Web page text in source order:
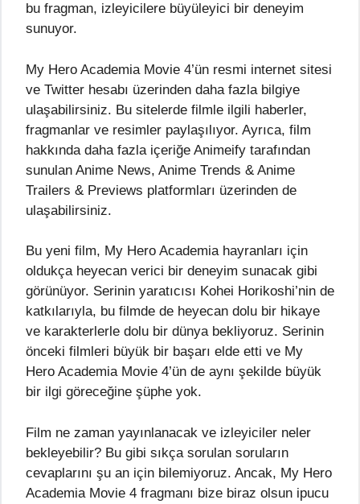
bu fragman, izleyicilere büyüleyici bir deneyim
sunuyor.
My Hero Academia Movie 4’ün resmi internet sitesi
ve Twitter hesabı üzerinden daha fazla bilgiye
ulaşabilirsiniz. Bu sitelerde filmle ilgili haberler,
fragmanlar ve resimler paylaşılıyor. Ayrıca, film
hakkında daha fazla içeriğe Animeify tarafından
sunulan Anime News, Anime Trends & Anime
Trailers & Previews platformları üzerinden de
ulaşabilirsiniz.
Bu yeni film, My Hero Academia hayranları için
oldukça heyecan verici bir deneyim sunacak gibi
görünüyor. Serinin yaratıcısı Kohei Horikoshi’nin de
katkılarıyla, bu filmde de heyecan dolu bir hikaye
ve karakterlerle dolu bir dünya bekliyoruz. Serinin
önceki filmleri büyük bir başarı elde etti ve My
Hero Academia Movie 4’ün de aynı şekilde büyük
bir ilgi göreceğine şüphe yok.
Film ne zaman yayınlanacak ve izleyiciler neler
bekleyebilir? Bu gibi sıkça sorulan soruların
cevaplarını şu an için bilemiyoruz. Ancak, My Hero
Academia Movie 4 fragmanı bize biraz olsun ipucu